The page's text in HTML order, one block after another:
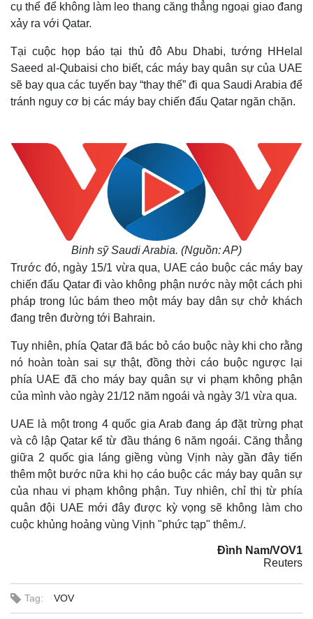
cụ thể để không làm leo thang căng thẳng ngoại giao đang
xảy ra với Qatar.
Tại cuộc họp báo tại thủ đô Abu Dhabi, tướng HHelal
Saeed al-Qubaisi cho biết, các máy bay quân sự của UAE
sẽ bay qua các tuyến bay “thay thế” đi qua Saudi Arabia để
tránh nguy cơ bị các máy bay chiến đấu Qatar ngăn chặn.
Binh sỹ Saudi Arabia. (Nguồn: AP)
Trước đó, ngày 15/1 vừa qua, UAE cáo buộc các máy bay
chiến đấu Qatar đi vào không phận nước này một cách phi
pháp trong lúc bám theo một máy bay dân sự chở khách
đang trên đường tới Bahrain.
Tuy nhiên, phía Qatar đã bác bỏ cáo buộc này khi cho rằng
nó hoàn toàn sai sự thật, đồng thời cáo buộc ngược lại
phía UAE đã cho máy bay quân sự vi phạm không phận
của mình vào ngày 21/12 năm ngoái và ngày 3/1 vừa qua.
UAE là một trong 4 quốc gia Arab đang áp đặt trừng phạt
và cô lập Qatar kể từ đầu tháng 6 năm ngoái. Căng thẳng
giữa 2 quốc gia láng giềng vùng Vịnh này gần đây tiến
thêm một bước nữa khi họ cáo buộc các máy bay quân sự
của nhau vi phạm không phận. Tuy nhiên, chỉ thị từ phía
quân đội UAE mới đây được kỳ vọng sẽ không làm cho
cuộc khủng hoảng vùng Vịnh "phức tạp" thêm./.
Đình Nam/VOV1
Reuters
Tag: VOV